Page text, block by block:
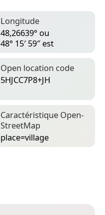
Longitude
48,26639° ou
48° 15′ 59″ est
Open location code
5HJCC7P8+JH
Caractéristique Open­
Street­Map
place=­village